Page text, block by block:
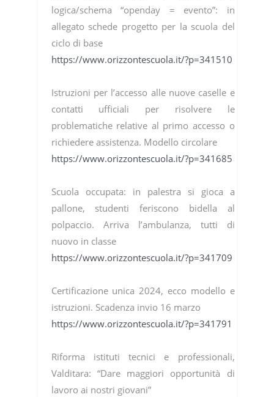
logica/schema “openday = evento”: in
allegato schede progetto per la scuola del
ciclo di base
https://www.orizzontescuola.it/?p=341510
Istruzioni per l’accesso alle nuove caselle e
contatti ufficiali per risolvere le
problematiche relative al primo accesso o
richiedere assistenza. Modello circolare
https://www.orizzontescuola.it/?p=341685
Scuola occupata: in palestra si gioca a
pallone, studenti feriscono bidella al
polpaccio. Arriva l’ambulanza, tutti di
nuovo in classe
https://www.orizzontescuola.it/?p=341709
Certificazione unica 2024, ecco modello e
istruzioni. Scadenza invio 16 marzo
https://www.orizzontescuola.it/?p=341791
Riforma istituti tecnici e professionali,
Valditara: “Dare maggiori opportunità di
lavoro ai nostri giovani”